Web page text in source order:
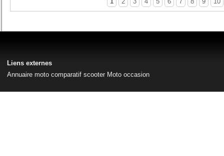
Liens externes
Annuaire moto comparatif scooter Moto occasion